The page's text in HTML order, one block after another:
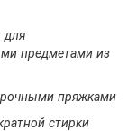
для
предметами из
пряжками
стирки